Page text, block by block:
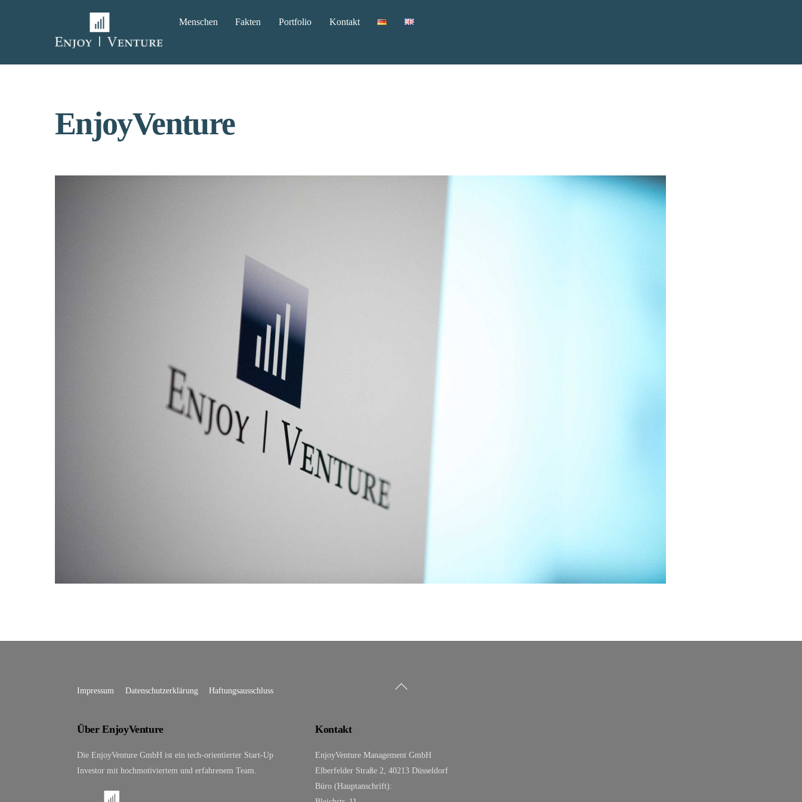
Menschen Fakten Portfolio Kontakt
EnjoyVenture
Back
Impressum Datenschutzerklärung Haftungsausschluss
Über EnjoyVenture
Die EnjoyVenture GmbH ist ein tech-orientierter Start-Up
Investor mit hochmotiviertem und erfahrenem Team.
Kontakt
EnjoyVenture Management GmbH
Elberfelder Straße 2, 40213 Düsseldorf
Büro (Hauptanschrift):